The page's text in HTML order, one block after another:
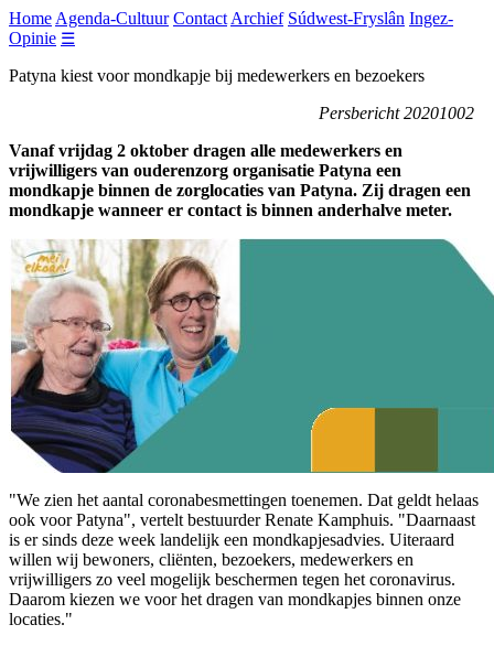
Home Agenda-Cultuur Contact Archief Súdwest-Fryslân Ingez-
Opinie ☰
Patyna kiest voor mondkapje bij medewerkers en bezoekers
Persbericht 20201002
Vanaf vrijdag 2 oktober dragen alle medewerkers en
vrijwilligers van ouderenzorg organisatie Patyna een
mondkapje binnen de zorglocaties van Patyna. Zij dragen een
mondkapje wanneer er contact is binnen anderhalve meter.
"We zien het aantal coronabesmettingen toenemen. Dat geldt helaas
ook voor Patyna", vertelt bestuurder Renate Kamphuis. "Daarnaast
is er sinds deze week landelijk een mondkapjesadvies. Uiteraard
willen wij bewoners, cliënten, bezoekers, medewerkers en
vrijwilligers zo veel mogelijk beschermen tegen het coronavirus.
Daarom kiezen we voor het dragen van mondkapjes binnen onze
locaties."